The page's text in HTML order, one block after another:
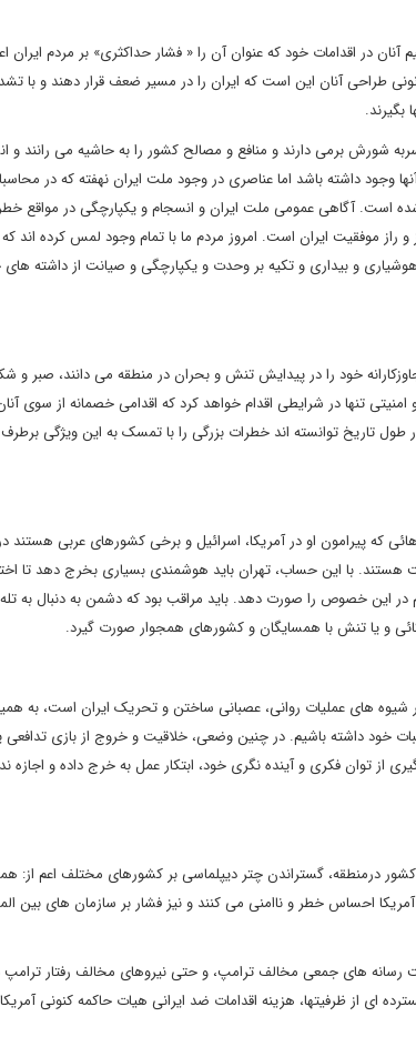
در اقدامات خود که عنوان آن را « فشار حداکثری» بر مردم ایران
طراحی آنان این است که ایران را در مسیر ضعف قرار دهند و با
شورش برمی دارند و منافع و مصالح کشور را به حاشیه می رانند و
وجود داشته باشد اما عناصری در وجود ملت ایران نهفته که در
است. آگاهی عمومی ملت ایران و انسجام و یکپارچگی در مواقع خطر
راز موفقیت ایران است. امروز مردم ما با تمام وجود لمس کرده اند
و بیداری و تکیه بر وحدت و یکپارچگی و صیانت از داشته
خود را در پیدایش تنش و بحران در منطقه می دانند، صبر و
تنها در شرایطی اقدام خواهد کرد که اقدامی خصمانه از سوی
طول تاریخ توانسته اند خطرات بزرگی را با تمسک به این ویژگی برطرف
که پیرامون او در آمریکا، اسرائیل و برخی کشورهای عربی هستند
با این حساب، تهران باید هوشمندی بسیاری بخرج دهد تا
این خصوص را صورت دهد. باید مراقب بود که دشمن به دنبال به تله
و یا تنش با همسایگان و کشورهای همجوار صورت گیرد.
شیوه های عملیات روانی، عصبانی ساختن و تحریک ایران است، به
خود داشته باشیم. در چنین وضعی، خلاقیت و خروج از بازی تدافعی
از توان فکری و آینده نگری خود، ابتکار عمل به خرج داده و اجازه
کشور درمنطقه، گستراندن چتر دیپلماسی بر کشورهای مختلف اعم از:
احساس خطر و ناامنی می کنند و نیز فشار بر سازمان های بین
رسانه های جمعی مخالف ترامپ، و حتی نیروهای مخالف رفتار
ای از ظرفیتها، هزینه اقدامات ضد ایرانی هیات حاکمه کنونی